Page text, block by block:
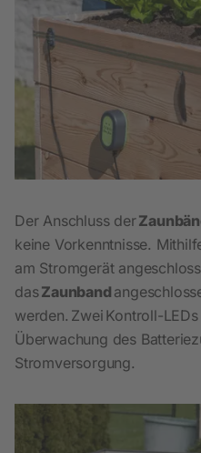
Der Anschluss der
keine Vorkenntnisse.
am Stromgerät
dasZaunband
werden. Zwei Kontroll-
Überwachung des
Stromversorgung.